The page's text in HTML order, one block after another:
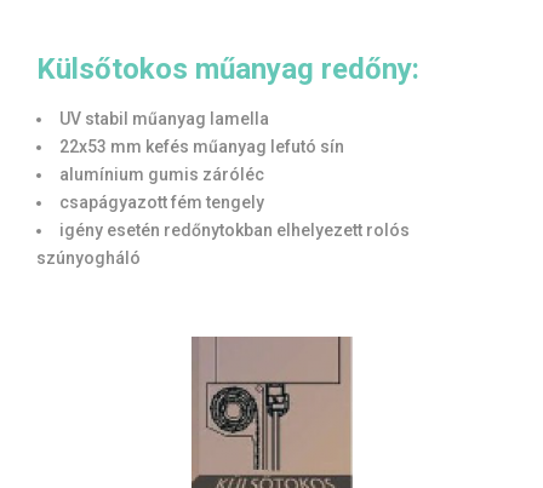
Külsőtokos műanyag redőny:
UV stabil műanyag lamella
22x53 mm kefés műanyag lefutó sín
alumínium gumis záróléc
csapágyazott fém tengely
igény esetén redőnytokban elhelyezett rolós
szúnyogháló